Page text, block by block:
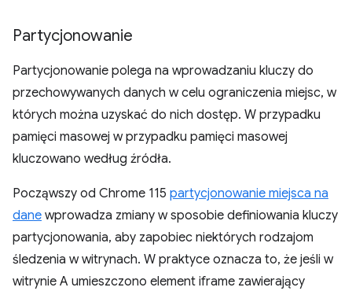
Partycjonowanie
Partycjonowanie polega na wprowadzaniu kluczy do
przechowywanych danych w celu ograniczenia miejsc, w
których można uzyskać do nich dostęp. W przypadku
pamięci masowej w przypadku pamięci masowej
kluczowano według źródła.
Począwszy od Chrome 115 partycjonowanie miejsca na
dane wprowadza zmiany w sposobie definiowania kluczy
partycjonowania, aby zapobiec niektórych rodzajom
śledzenia w witrynach. W praktyce oznacza to, że jeśli w
witrynie A umieszczono element iframe zawierający